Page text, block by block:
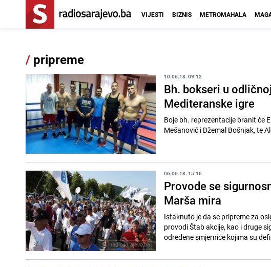
VIJESTI BIZNIS METROMAHALA
/ pripreme
10.06.18. 09:12
Bh. bokseri u
Mediteranske igre
Boje bh. reprezentacije branit će
Mešanović i Džemal Bošnjak, te
06.06.18. 15:16
Provode se
Marša mira
Istaknuto je da se pripreme za
provodi Štab akcije, kao i druge
određene smjernice kojima su